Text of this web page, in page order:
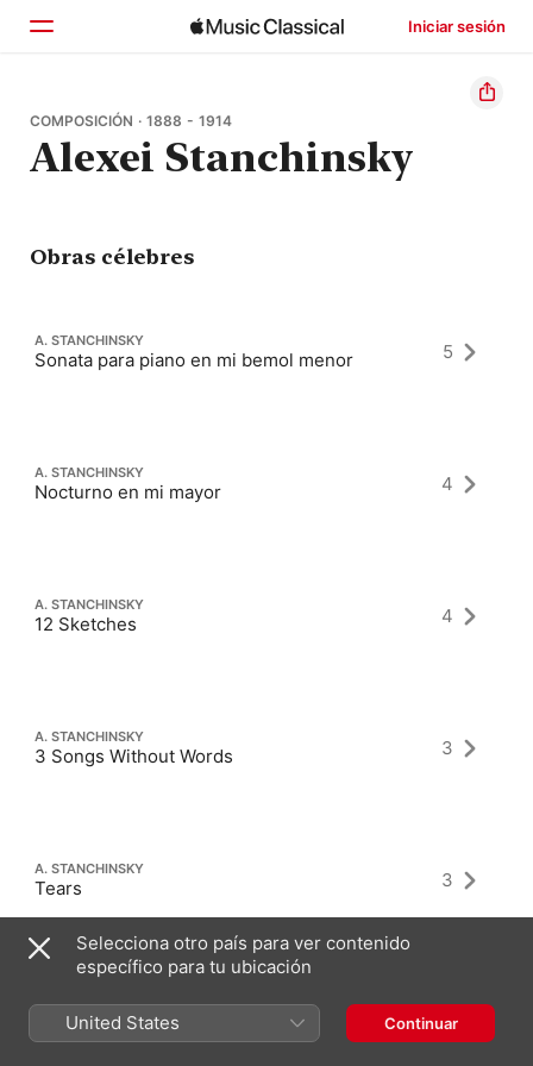
Iniciar sesión
Inicio
Explorar
COMPOSICIÓN · 1888 - 1914
Alexei Stanchinsky
Obras célebres
A. STANCHINSKY
Sonata para piano en mi bemol menor 5
A. STANCHINSKY
Nocturno en mi mayor 4
A. STANCHINSKY
12 Sketches 4
A. STANCHINSKY
3 Songs Without Words 3
A. STANCHINSKY
Tears 3
Selecciona otro país para ver contenido
específico para tu ubicación
United States Continuar